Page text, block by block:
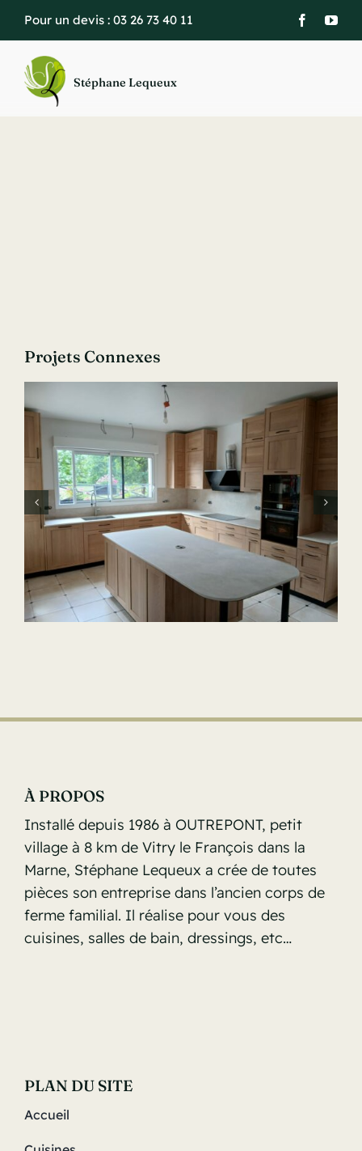
contenu
Pour un devis : 03 26 73 40 11
Stéphane Lequeux
Projets Connexes
À PROPOS
Installé depuis 1986 à OUTREPONT, petit
village à 8 km de Vitry le François dans la
Marne, Stéphane Lequeux a crée de toutes
pièces son entreprise dans l’ancien corps de
ferme familial. Il réalise pour vous des
cuisines, salles de bain, dressings, etc…
PLAN DU SITE
Accueil